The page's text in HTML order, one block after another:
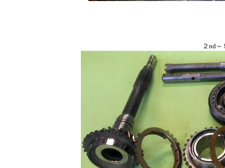
２nd～